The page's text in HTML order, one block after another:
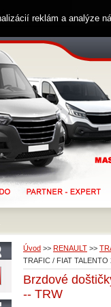
Úvod >> RENAULT >>
TRAFIC / FIAT TALENTO
Brzdové
-- TRW
reklám a